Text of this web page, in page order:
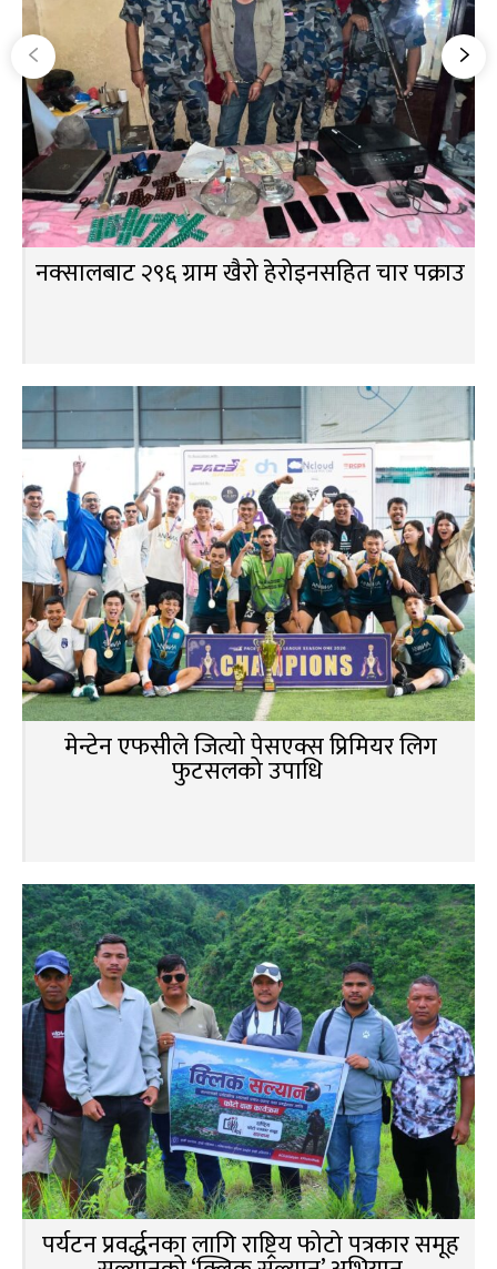
नक्सालबाट २९६ ग्राम खैरो हेरोइनसहित चार पक्राउ
मेन्टेन एफसीले जित्यो पेसएक्स प्रिमियर लिग
फुटसलको उपाधि
पर्यटन प्रवर्द्धनका लागि राष्ट्रिय फोटो पत्रकार समूह